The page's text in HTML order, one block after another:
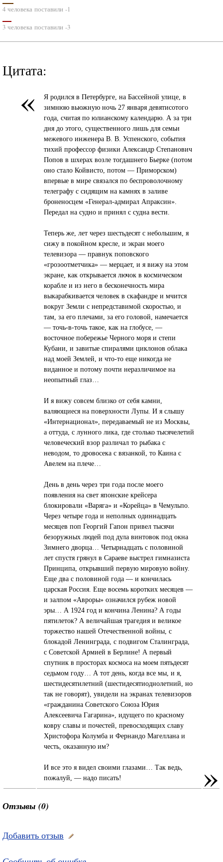
4 человека поставили -1
3 человека поставили -3
Цитата:
«
Я родился в Петербурге, на Бассейной улице, в
зимнюю вьюжную ночь 27 января девятисотого
года, считая по юлианскому календарю. А за три
дня до этого, существенного лишь для семьи
межевого инженера В. В. Успенского, события
тихий профессор физики Александр Степанович
Попов в шхерах возле тогдашнего Бьерке (потом
оно стало Койвисто, потом — Приморском)
впервые в мире связался по беспроволочному
телеграфу с сидящим на камнях в заливе
броненосцем «Генерал-адмирал Апраксин».
Передал на судно и принял с судна вести.
Теперь же, лет через шестьдесят с небольшим, я
сижу в покойном кресле, и экран моего
телевизора — правнук поповского
«грозоотметчика» — мерцает, и я вижу на этом
экране, как открывается лючок в космическом
корабле и из него в бесконечность мира
выкарабкивается человек в скафандре и мчится
вокруг Земли с непредставимой скоростью, и
там, за его плечами, за его головой, намечается
— точь-в-точь такое, как на глобусе, —
восточное побережье Черного моря и степи
Кубани, и завитые спиралями циклонов облака
над моей Землей, и что-то еще никогда не
виданное и потому почти неразличимое на
неопытный глаз…
И я вижу совсем близко от себя камни,
валяющиеся на поверхности Лупы. И я слышу
«Интернационал», передаваемый не из Москвы,
а оттуда, с лунного лика, где столько тысячелетий
человеческий взор различал то рыбака с
неводом, то дровосека с вязанкой, то Каина с
Авелем на плече…
День в день через три года после моего
появления на свет японские крейсера
блокировали «Варяга» и «Корейца» в Чемульпо.
Через четыре года и неполных одиннадцать
месяцев поп Георгий Гапон привел тысячи
безоружных людей под дула винтовок под окна
Зимнего дворца… Четырнадцать с половиной
лет спустя грянул в Сараеве выстрел гимназиста
Принципа, открывший первую мировую войну.
Еще два с половиной года — и кончилась
царская Россия. Еще восемь коротких месяцев —
и залпом «Авроры» означился рубеж новой
эры… А 1924 год и кончина Ленина? А годы
пятилеток? А величайшая трагедия и великое
торжество нашей Отечественной войны, с
блокадой Ленинграда, с подвигом Сталинграда,
с Советской Армией в Берлине! А первый
спутник в просторах космоса на моем пятьдесят
седьмом году… А тот день, когда все мы, и я,
шестидесятилетний (шестидесятиоднолетний, но
так не говорят), увидели на экранах телевизоров
«гражданина Советского Союза Юрия
Алексеевича Гагарина», идущего по красному
ковру славы и почестей, превосходящих славу
Христофора Колумба и Фернандо Магеллана и
честь, оказанную им?
И все это я видел своими глазами… Так ведь,
пожалуй, — надо писать!
»
Отзывы (0)
Добавить отзыв